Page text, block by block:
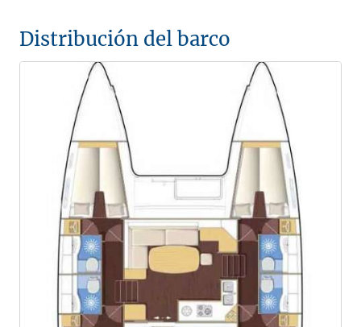
Distribución del barco